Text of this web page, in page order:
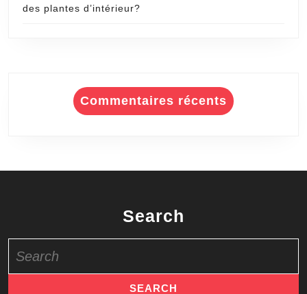
des plantes d’intérieur?
Commentaires récents
Search
for: